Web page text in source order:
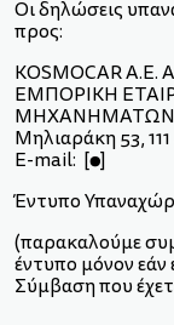
Οι δηλώσεις
προς:
KOSMOCAR
ΕΜΠΟΡΙΚΗ
ΜΗΧΑΝΗΜΑΤΩΝ
Μηλιαράκη 53,
E-mail: [●]
Έντυπο
(παρακαλούμε
έντυπο μόνον εάν
Σύμβαση που